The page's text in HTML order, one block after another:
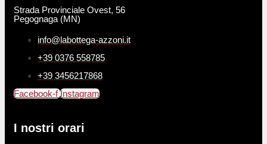
Strada Provinciale Ovest, 56
Pegognaga (MN)
info@labottega-azzoni.it
+39 0376 558785
+39 3456217868
Facebook-f Instagram
I nostri orari